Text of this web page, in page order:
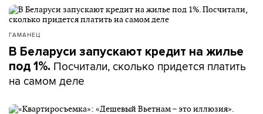
ГАМАНЕЦ
В Беларуси запускают кредит на жилье
под 1%. Посчитали, сколько придется платить
на самом деле